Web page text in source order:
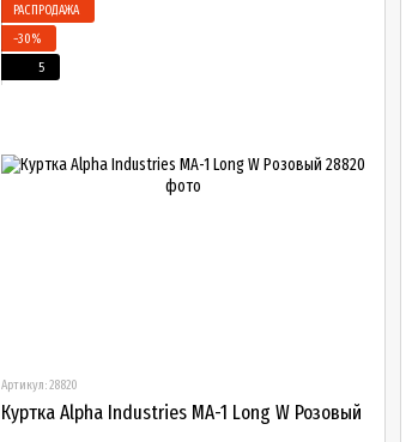
РАСПРОДАЖА
−30%
5
Артикул: 28820
Куртка Alpha Industries MA-1 Long W Розовый